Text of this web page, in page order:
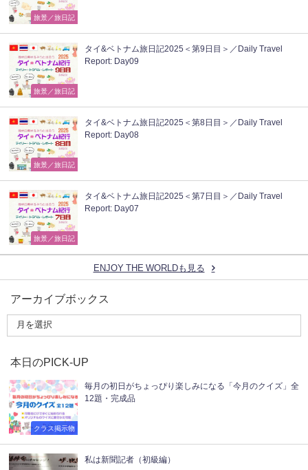
旅景／旅日記
旅景／旅日記
タイ&ベトナム旅日記2025＜第9日目＞／Daily Travel
Report: Day09
旅景／旅日記
タイ&ベトナム旅日記2025＜第8日目＞／Daily Travel
Report: Day08
旅景／旅日記
タイ&ベトナム旅日記2025＜第7日目＞／Daily Travel
Report: Day07
ENJOY THE WORLDも見る
アーカイブボックス
本日のPICK-UP
クラス掲示物
毎月の初日がちょっぴり楽しみになる「今月のクイズ」全
12題・完成品
私は新聞記者（初級編）